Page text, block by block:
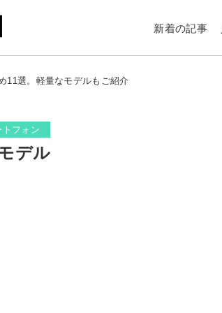
新着の記事
11選。軽量なモデルもご紹介
トフォン
デル